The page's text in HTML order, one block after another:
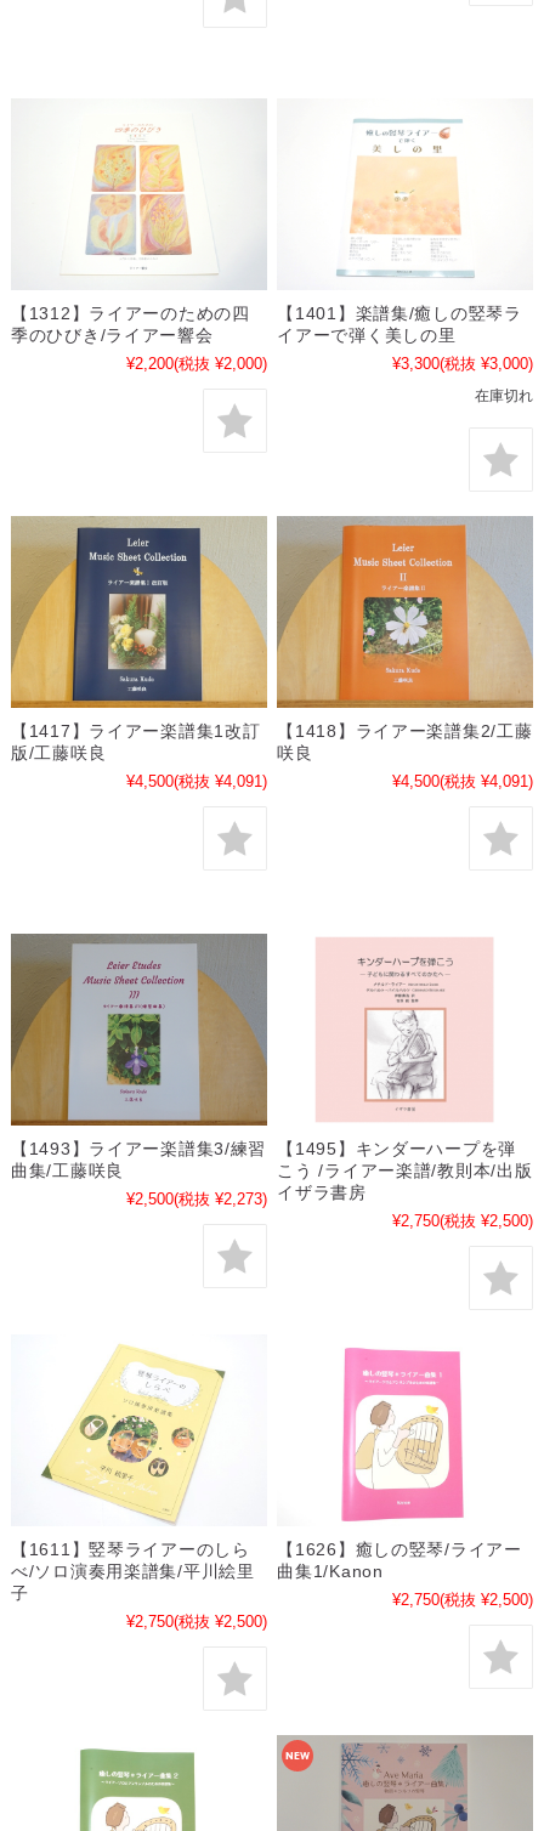
【1312】ライアーのための四
季のひびき/ライアー響会
¥2,200(税抜 ¥2,000)
【1401】楽譜集/癒しの竪琴ラ
イアーで弾く美しの里
¥3,300(税抜 ¥3,000)
在庫切れ
【1417】ライアー楽譜集1改訂
版/工藤咲良
¥4,500(税抜 ¥4,091)
【1418】ライアー楽譜集2/工藤
咲良
¥4,500(税抜 ¥4,091)
【1493】ライアー楽譜集3/練習
曲集/工藤咲良
¥2,500(税抜 ¥2,273)
【1495】キンダーハープを弾
こう /ライアー楽譜/教則本/出版
イザラ書房
¥2,750(税抜 ¥2,500)
【1611】竪琴ライアーのしら
べ/ソロ演奏用楽譜集/平川絵里
子
¥2,750(税抜 ¥2,500)
【1626】癒しの竪琴/ライアー
曲集1/Kanon
¥2,750(税抜 ¥2,500)